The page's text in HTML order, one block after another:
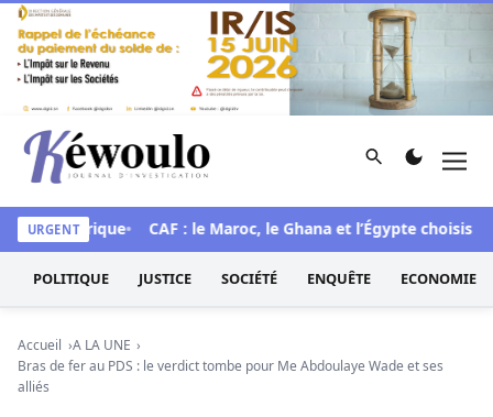
Aller au contenu
Kéwoulo, le premier site d'information et d'investigation
Rechercher
URGENT
historique CAF : le Maroc, le Ghana et l’Égypte choisis
POLITIQUE JUSTICE SOCIÉTÉ ENQUÊTE ECONOMIE
Accueil
A LA UNE
Bras de fer au PDS : le verdict tombe pour Me Abdoulaye Wade et ses
alliés